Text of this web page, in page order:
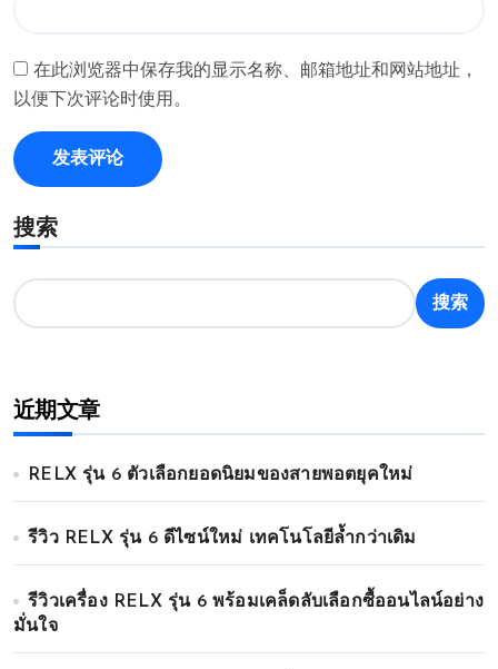
在此浏览器中保存我的显示名称、邮箱地址和网站地址，
以便下次评论时使用。
搜索
搜索
近期文章
RELX รุ่น 6 ตัวเลือกยอดนิยมของสายพอตยุคใหม่
รีวิว RELX รุ่น 6 ดีไซน์ใหม่ เทคโนโลยีล้ำกว่าเดิม
รีวิวเครื่อง RELX รุ่น 6 พร้อมเคล็ดลับเลือกซื้ออนไลน์อย่าง
มั่นใจ